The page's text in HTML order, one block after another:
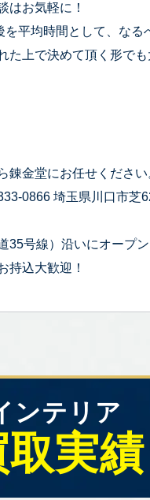
はお気軽に！
平均時間として、なる
た上で決めて頂く形で
金堂にお任せください
0866 埼玉県川口市芝
35号線）沿いにオープ
持込大歓迎！
ンテリア
取実績